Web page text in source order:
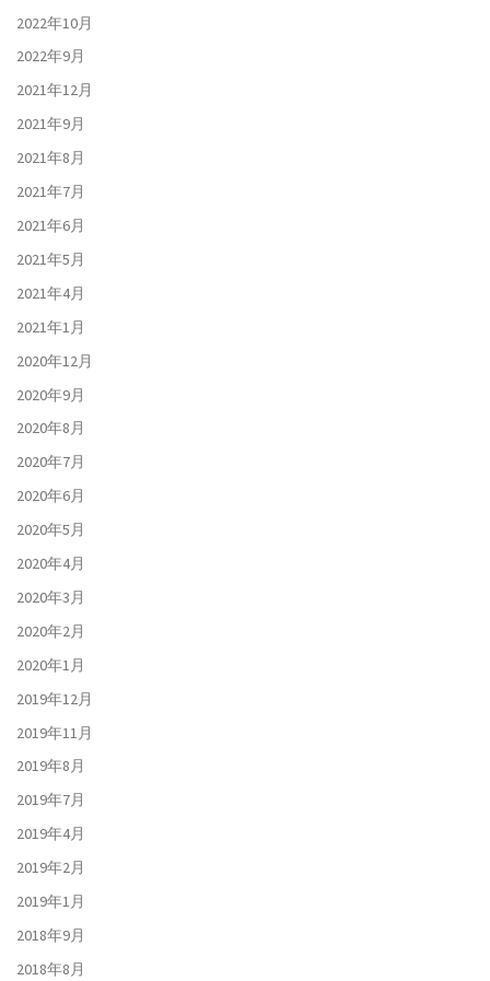
2022年10月
2022年9月
2021年12月
2021年9月
2021年8月
2021年7月
2021年6月
2021年5月
2021年4月
2021年1月
2020年12月
2020年9月
2020年8月
2020年7月
2020年6月
2020年5月
2020年4月
2020年3月
2020年2月
2020年1月
2019年12月
2019年11月
2019年8月
2019年7月
2019年4月
2019年2月
2019年1月
2018年9月
2018年8月